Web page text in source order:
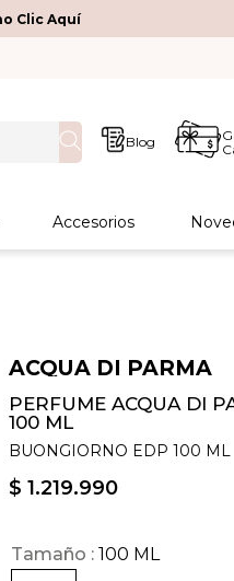
Clic Aquí
Blog
Accesorios
ACQUA DI PARMA
PERFUME ACQUA DI
100 ML
BUONGIORNO EDP 100 ML
$ 1.219.990
Tamaño 100 ML